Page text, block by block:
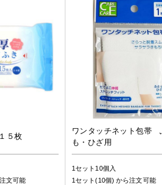
５枚
文可能
ワンタッチネット包帯
も・ひざ用
1セット10個入
1セット(10個)から注文可能